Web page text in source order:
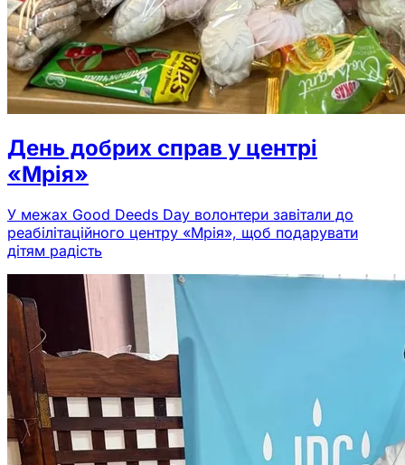
День добрих справ у центрі
«Мрія»
У межах Good Deeds Day волонтери завітали до
реабілітаційного центру «Мрія», щоб подарувати
дітям радість